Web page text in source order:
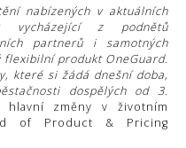
nabízených v aktuálních
vycházející z podnětů
partnerů i samotných
produkt OneGuard.
které si žádá dnešní doba,
dospělých od 3.
změny v životním
of Product & Pricing